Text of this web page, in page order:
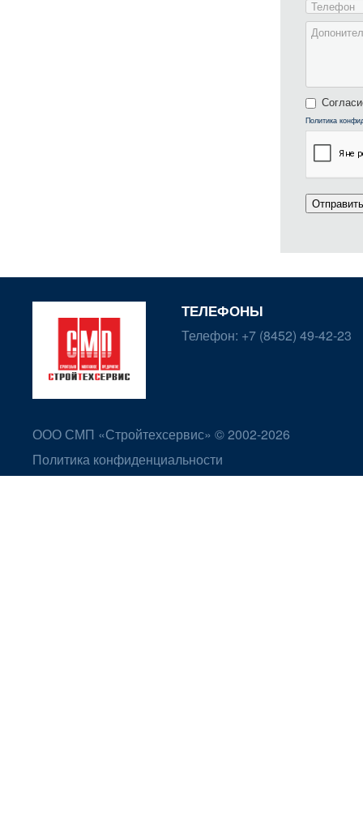
Политика
ТЕЛЕФОНЫ
Телефон: +7 (8452) 49-42-23
ООО СМП «Стройтехсервис» © 2002-2026
Политика конфиденциальности